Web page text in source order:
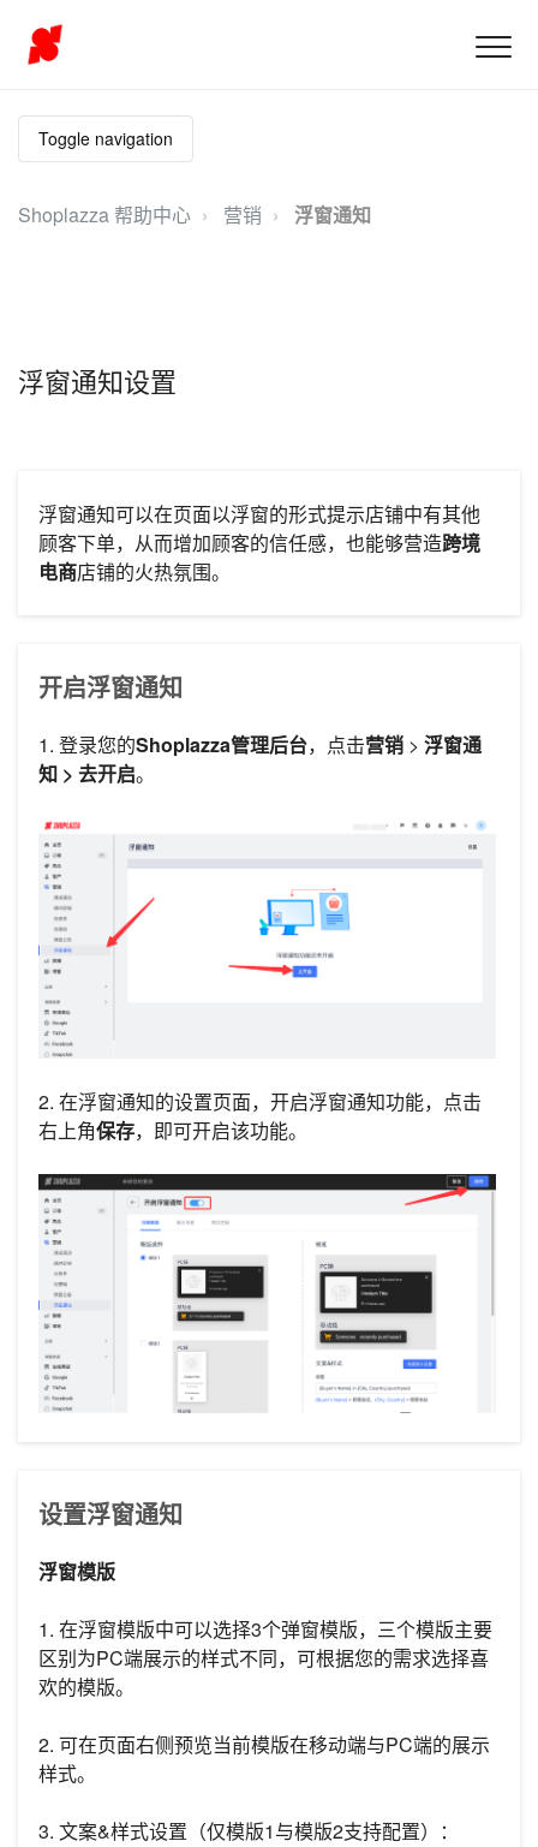
Toggle navigation
Shoplazza 帮助中心 营销 浮窗通知
浮窗通知设置
浮窗通知可以在页面以浮窗的形式提示店铺中有其他
顾客下单，从而增加顾客的信任感，也能够营造跨境
电商店铺的火热氛围。
开启浮窗通知
1. 登录您的Shoplazza管理后台，点击营销 > 浮窗通
知 > 去开启。
2. 在浮窗通知的设置页面，开启浮窗通知功能，点击
右上角保存，即可开启该功能。
设置浮窗通知
浮窗模版
1. 在浮窗模版中可以选择3个弹窗模版，三个模版主要
区别为PC端展示的样式不同，可根据您的需求选择喜
欢的模版。
2. 可在页面右侧预览当前模版在移动端与PC端的展示
样式。
3. 文案&样式设置（仅模版1与模版2支持配置）：